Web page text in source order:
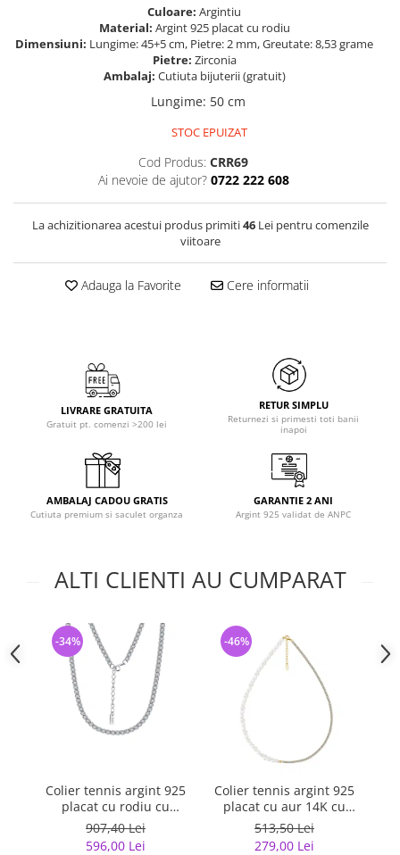
Culoare: Argintiu
Material: Argint 925 placat cu rodiu
Dimensiuni: Lungime: 45+5 cm, Pietre: 2 mm, Greutate: 8,53 grame
Pietre: Zirconia
Ambalaj: Cutiuta bijuterii (gratuit)
Lungime: 50 cm
STOC EPUIZAT
Cod Produs: CRR69
Ai nevoie de ajutor? 0722 222 608
La achizitionarea acestui produs primiti46Lei pentru comenzile
viitoare
Adauga la Favorite Cere informatii
LIVRARE GRATUITA
Gratuit pt. comenzi >200 lei
RETUR SIMPLU
Returnezi si primesti toti banii
inapoi
AMBALAJ CADOU GRATIS
Cutiuta premium si saculet organza
GARANTIE 2 ANI
Argint 925 validat de ANPC
ALTI CLIENTI AU CUMPARAT
Colier tennis argint 925
placat cu rodiu cu
zirconiu, 50 cm, 3 mm
907,40 Lei
596,00 Lei
-34%
Colier tennis argint 925
placat cu aur 14K cu
perle si zirconiu
513,50 Lei
279,00 Lei
-46%